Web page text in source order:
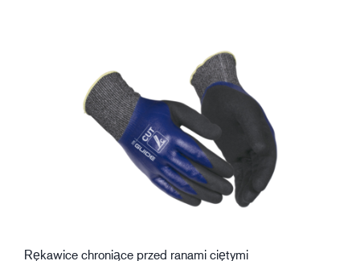
Rękawice chroniące przed ranami ciętymi